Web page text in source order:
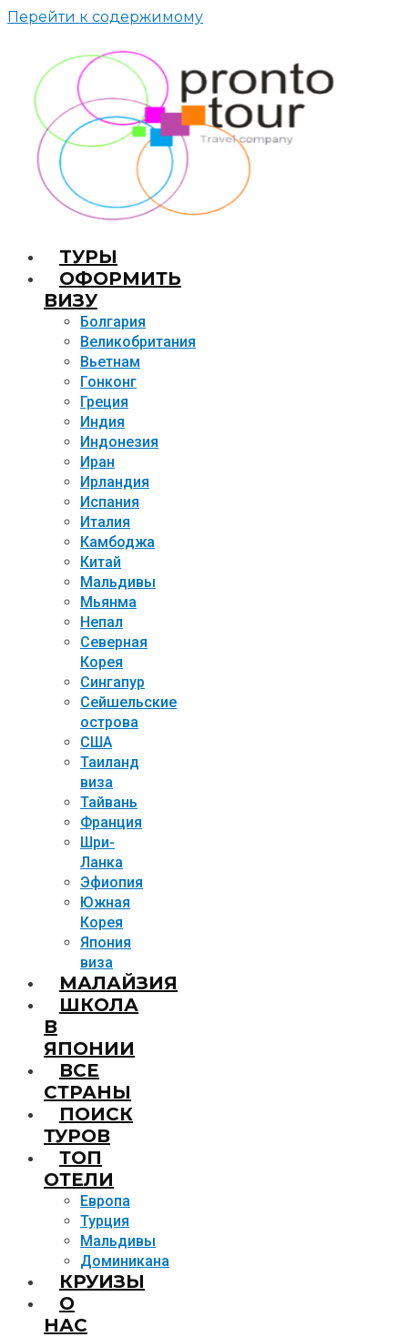
Перейти к содержимому
TУРЫ
ОФОРМИТЬ
ВИЗУ
Болгария
Великобритания
Вьетнам
Гонконг
Греция
Индия
Индонезия
Иран
Ирландия
Испания
Италия
Камбоджа
Китай
Мальдивы
Мьянма
Непал
Северная
Корея
Сингапур
Сейшельские
острова
США
Таиланд
виза
Тайвань
Франция
Шри-
Ланка
Эфиопия
Южная
Корея
Япония
виза
МАЛАЙЗИЯ
ШКОЛА
В
ЯПОНИИ
ВСЕ
СТРАНЫ
ПОИСК
ТУРОВ
ТОП
ОТЕЛИ
Европа
Турция
Мальдивы
Доминикана
КРУИЗЫ
О
НАС